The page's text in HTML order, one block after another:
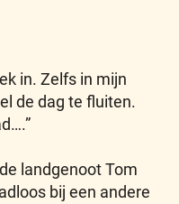
in. Zelfs in mijn
de dag te fluiten.
landgenoot Tom
bij een andere